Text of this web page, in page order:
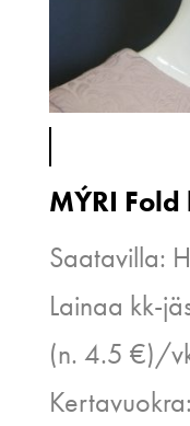
MÝRI
Saatavilla:
Lainaa kk-
(n. 4.5 €)/